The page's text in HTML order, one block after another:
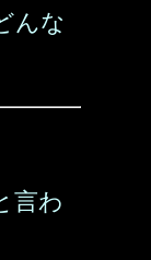
んな
言わ